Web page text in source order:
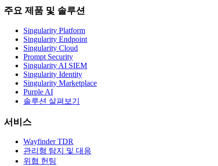
주요 제품 및 솔루션
Singularity Platform
Singularity Endpoint
Singularity Cloud
Prompt Security
Singularity AI SIEM
Singularity Identity
Singularity Marketplace
Purple AI
솔루션 살펴보기
서비스
Wayfinder TDR
관리형 탐지 및 대응
위협 헌팅